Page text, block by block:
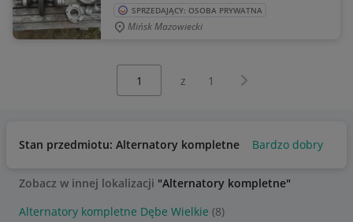
SPRZEDAJĄCY: OSOBA PRYWATNA
Mińsk Mazowiecki
z 1 Następna strona
Stan przedmiotu: Alternatory kompletne Bardzo dobry
Zobacz w innej lokalizacji "Alternatory kompletne"
Alternatory kompletne Dębe Wielkie (8)